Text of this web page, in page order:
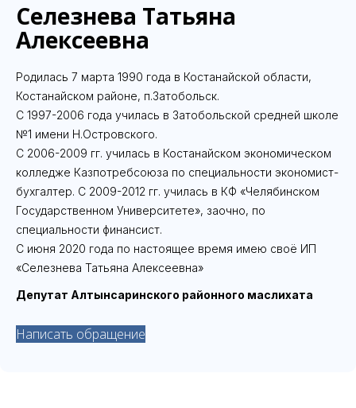
Селезнева Татьяна
Алексеевна
Родилась 7 марта 1990 года в Костанайской области,
Костанайском районе, п.Затобольск.
С 1997-2006 года училась в Затобольской средней школе
№1 имени Н.Островского.
С 2006-2009 гг. училась в Костанайском экономическом
колледже Казпотребсоюза по специальности экономист-
бухгалтер. С 2009-2012 гг. училась в КФ «Челябинском
Государственном Университете», заочно, по
специальности финансист.
С июня 2020 года по настоящее время имею своё ИП
«Селезнева Татьяна Алексеевна»
Депутат Алтынсаринского районного маслихата
Написать обращение